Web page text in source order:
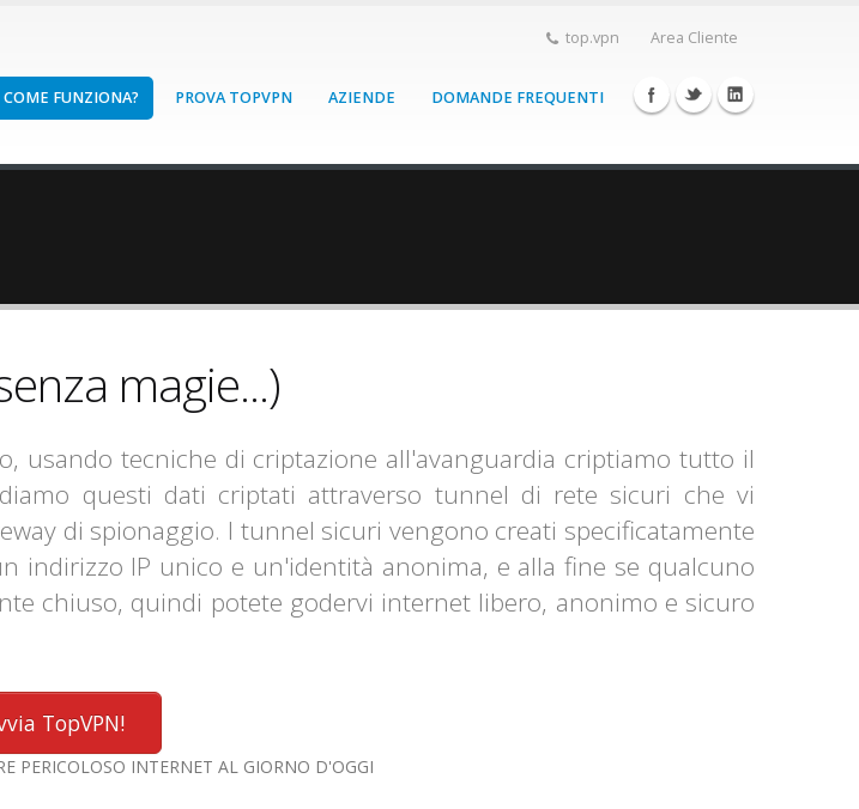
top.vpn Area Cliente
COME FUNZIONA? PROVA TOPVPN AZIENDE DOMANDE FREQUENTI
magie...)
usando tecniche di criptazione all'avanguardia criptiamo tutto il
questi dati criptati attraverso tunnel di rete sicuri che vi
di spionaggio. I tunnel sicuri vengono creati specificatamente
indirizzo IP unico e un'identità anonima, e alla fine se qualcuno
chiuso, quindi potete godervi internet libero, anonimo e sicuro
TopVPN!
PERICOLOSO INTERNET AL GIORNO D'OGGI